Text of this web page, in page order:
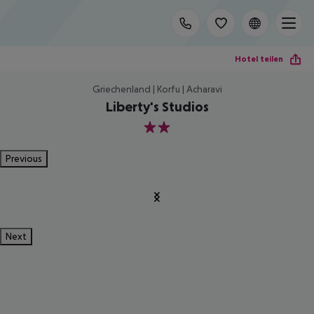
Hotel teilen
Griechenland | Korfu | Acharavi
Liberty's Studios
2
Previous
Next